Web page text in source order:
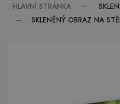
HLAVNÍ STRÁNKA
SKLENĚNÝ OBRAZ NA